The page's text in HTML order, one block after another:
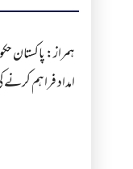
ہمراز:
امداد فراہم